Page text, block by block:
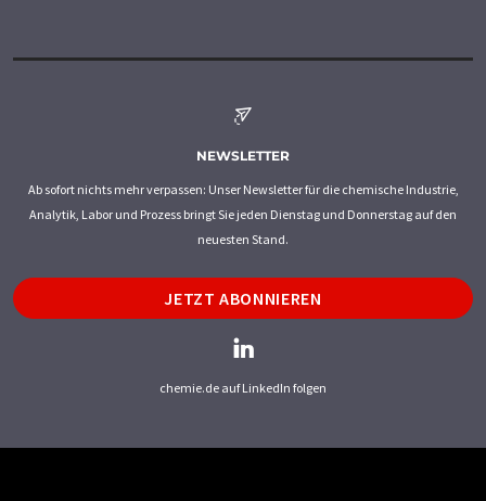
NEWSLETTER
Ab sofort nichts mehr verpassen: Unser Newsletter für die chemische Industrie,
Analytik, Labor und Prozess bringt Sie jeden Dienstag und Donnerstag auf den
neuesten Stand.
JETZT ABONNIEREN
chemie.de auf LinkedIn folgen